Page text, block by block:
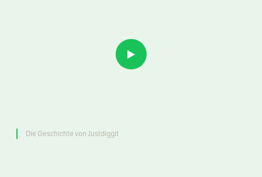
Die Geschichte von Justdiggit